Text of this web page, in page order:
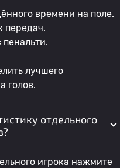
Портеньо 0
Портеньо
Портеньо
времени на поле.
передач.
лучшего
голов.
отдельного
игрока нажмите